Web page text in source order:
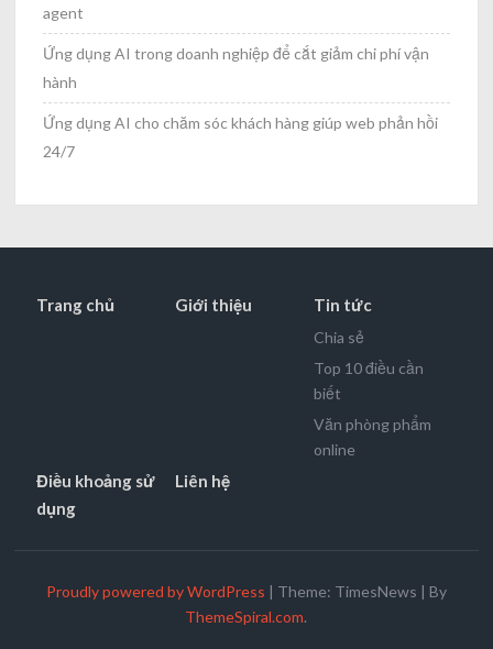
agent
Ứng dụng AI trong doanh nghiệp để cắt giảm chi phí vận
hành
Ứng dụng AI cho chăm sóc khách hàng giúp web phản hồi
24/7
Trang chủ Giới thiệu Tin tức
Chia sẻ
Top 10 điều cần
biết
Văn phòng phẩm
online
Điều khoảng sử
dụng
Liên hệ
Proudly powered by WordPress | Theme: TimesNews | By
ThemeSpiral.com.